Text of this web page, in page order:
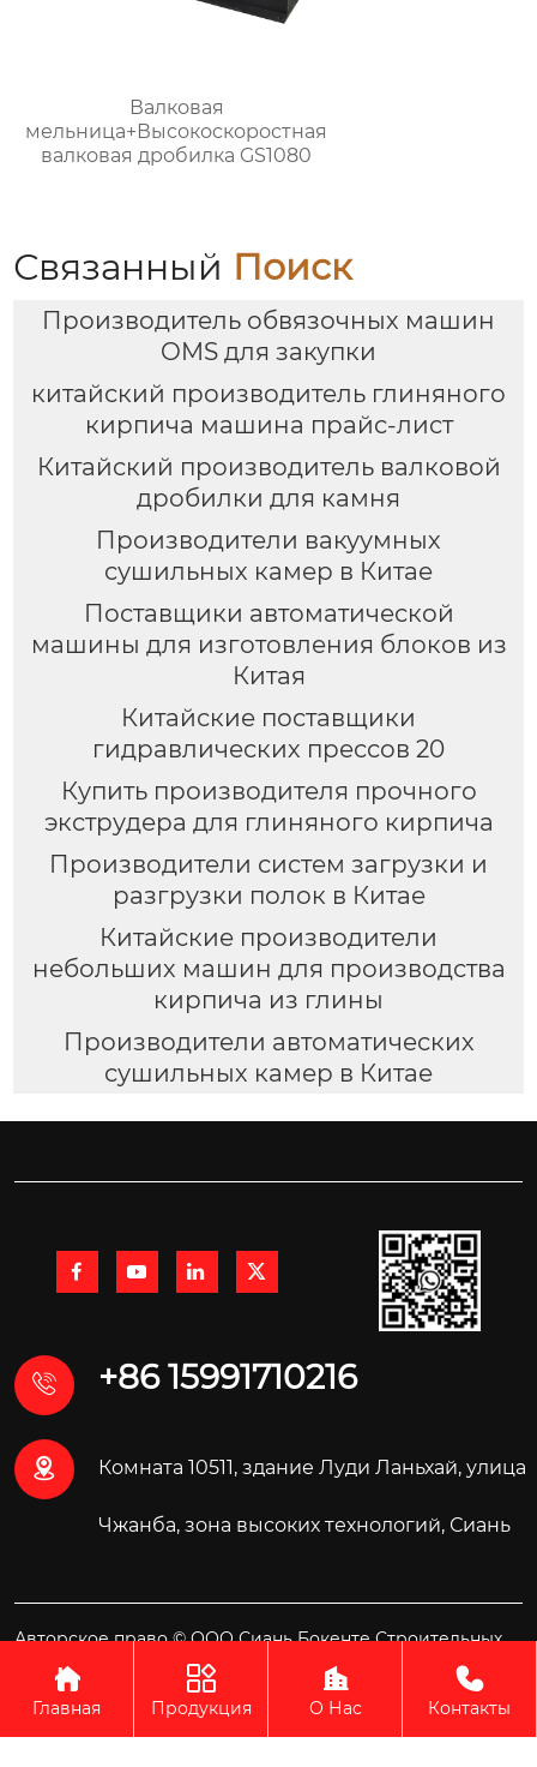
Валковая
мельница+Высокоскоростная
валковая дробилка GS1080
Связанный Поиск
Производитель обвязочных машин
OMS для закупки
китайский производитель глиняного
кирпича машина прайс-лист
Китайский производитель валковой
дробилки для камня
Производители вакуумных
сушильных камер в Китае
Поставщики автоматической
машины для изготовления блоков из
Китая
Китайские поставщики
гидравлических прессов 20
Купить производителя прочного
экструдера для глиняного кирпича
Производители систем загрузки и
разгрузки полок в Китае
Китайские производители
небольших машин для производства
кирпича из глины
Производители автоматических
сушильных камер в Китае
   
 +86 15991710216
 Комната 10511, здание Луди Ланьхай, улица
Чжанба, зона высоких технологий, Сиань
Авторское право © ООО Сиань Бокенте Строительных
Материалов Технология

Главная

Продукция

О Нас

Контакты